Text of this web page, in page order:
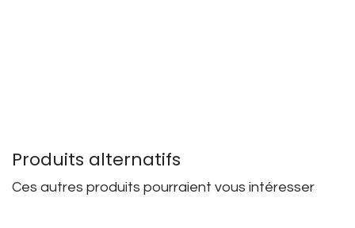
Produits alternatifs
Ces autres produits pourraient vous intéresser